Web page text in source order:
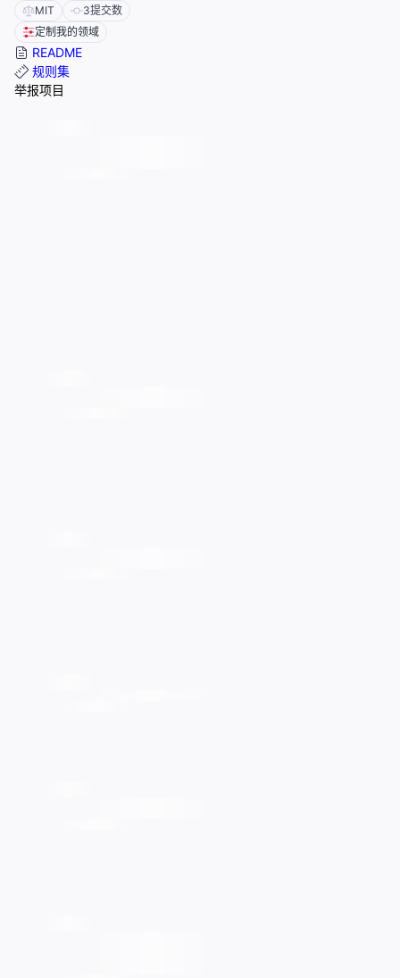
MIT 3提交数
定制我的领域
README
规则集
举报项目